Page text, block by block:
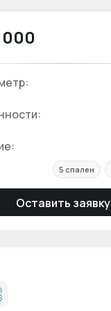
5 спален
Оставить заявку